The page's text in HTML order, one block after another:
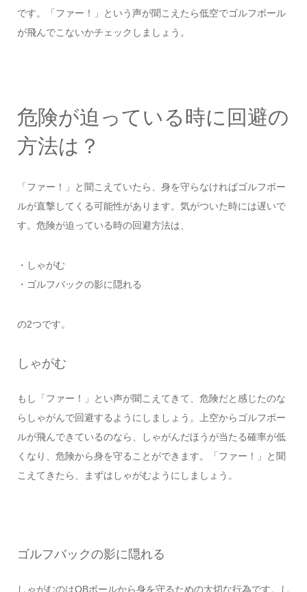
です。「ファー！」という声が聞こえたら低空でゴルフボール
が飛んでこないかチェックしましょう。
危険が迫っている時に回避の
方法は？
「ファー！」と聞こえていたら、身を守らなければゴルフボー
ルが直撃してくる可能性があります。気がついた時には遅いで
す。危険が迫っている時の回避方法は、
・しゃがむ
・ゴルフバックの影に隠れる
の2つです。
しゃがむ
もし「ファー！」とい声が聞こえてきて、危険だと感じたのな
らしゃがんで回避するようにしましょう。上空からゴルフボー
ルが飛んできているのなら、しゃがんだほうが当たる確率が低
くなり、危険から身を守ることができます。「ファー！」と聞
こえてきたら、まずはしゃがむようにしましょう。
ゴルフバックの影に隠れる
しゃがむのはOBボールから身を守るための大切な行為です。し